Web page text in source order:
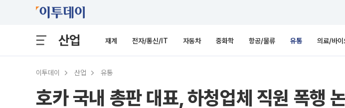
산업 재계 전자/통신/IT 자동차 중화학 항공/물류 유통 의료/바이
이투데이 산업 유통
호카 국내 총판 대표, 하청업체 직원 폭행